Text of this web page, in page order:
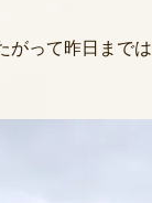
がって昨日までは